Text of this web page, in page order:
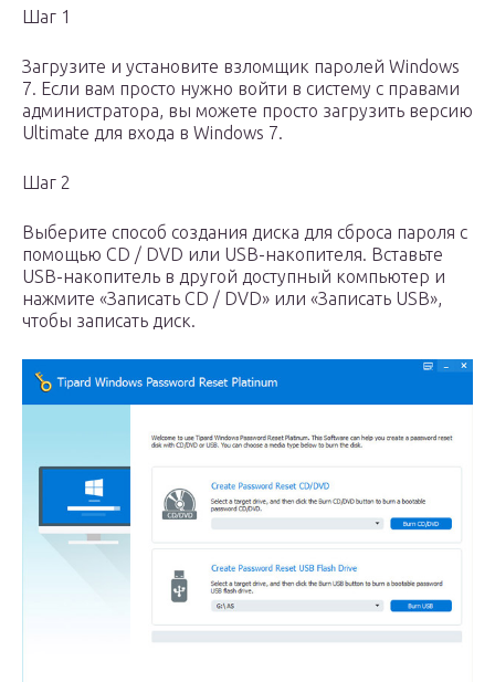
Шаг 1
Загрузите и установите взломщик паролей Windows
7. Если вам просто нужно войти в систему с правами
администратора, вы можете просто загрузить версию
Ultimate для входа в Windows 7.
Шаг 2
Выберите способ создания диска для сброса пароля с
помощью CD / DVD или USB-накопителя. Вставьте
USB-накопитель в другой доступный компьютер и
нажмите «Записать CD / DVD» или «Записать USB»,
чтобы записать диск.